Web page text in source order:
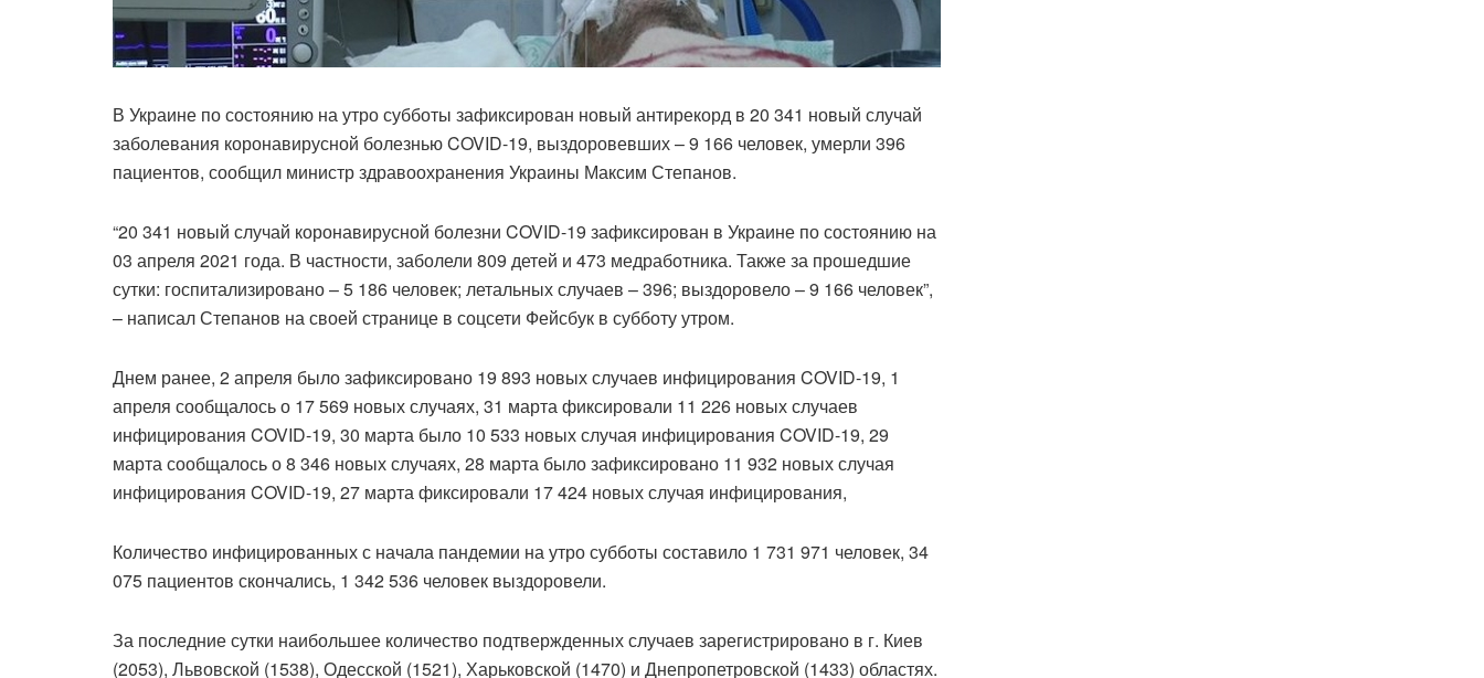
В Украине по состоянию на утро субботы зафиксирован новый антирекорд в 20 341 новый случай
заболевания коронавирусной болезнью COVID-19, выздоровевших – 9 166 человек, умерли 396
пациентов, сообщил министр здравоохранения Украины Максим Степанов.
“20 341 новый случай коронавирусной болезни COVID-19 зафиксирован в Украине по состоянию на
03 апреля 2021 года. В частности, заболели 809 детей и 473 медработника. Также за прошедшие
сутки: госпитализировано – 5 186 человек; летальных случаев – 396; выздоровело – 9 166 человек”,
– написал Степанов на своей странице в соцсети Фейсбук в субботу утром.
Днем ранее, 2 апреля было зафиксировано 19 893 новых случаев инфицирования COVID-19, 1
апреля сообщалось о 17 569 новых случаях, 31 марта фиксировали 11 226 новых случаев
инфицирования COVID-19, 30 марта было 10 533 новых случая инфицирования COVID-19, 29
марта сообщалось о 8 346 новых случаях, 28 марта было зафиксировано 11 932 новых случая
инфицирования COVID-19, 27 марта фиксировали 17 424 новых случая инфицирования,
Количество инфицированных с начала пандемии на утро субботы составило 1 731 971 человек, 34
075 пациентов скончались, 1 342 536 человек выздоровели.
За последние сутки наибольшее количество подтвержденных случаев зарегистрировано в г. Киев
(2053), Львовской (1538), Одесской (1521), Харьковской (1470) и Днепропетровской (1433) областях.